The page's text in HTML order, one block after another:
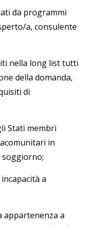
da programmi
a, consulente
nella long list tutti
della domanda,
di
Stati membri
in
soggiorno;
a
appartenenza a